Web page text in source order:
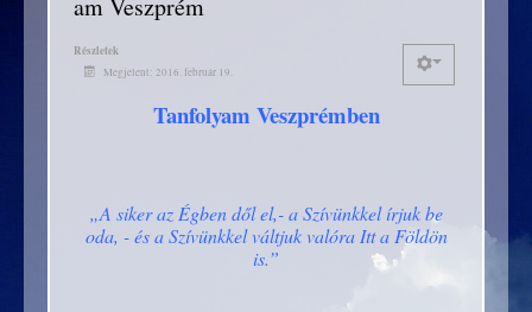
am Veszprém
Részletek
Megjelent: 2016. február 19.
Tanfolyam Veszprémben
„A siker az Égben dől el,- a Szívünkkel írjuk be
oda, - és a Szívünkkel váltjuk valóra Itt a Földön
is.”